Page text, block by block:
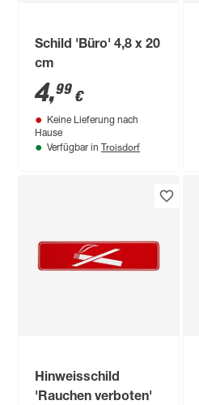
Schild 'Büro' 4,8 x 20
cm
4,99 €
Keine Lieferung nach
Hause
Verfügbar in Troisdorf
Hinweisschild
'Rauchen verboten'